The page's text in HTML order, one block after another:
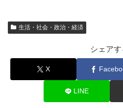
生活・社会・政治・経済
シェアす
X
LINE